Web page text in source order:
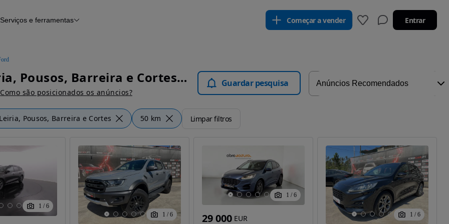
Serviços e ferramentas Começar a vender Entrar
Ford Leiria, Pousos, Barreira e Cortes - Carros
Como são posicionados os anúncios?
Guardar pesquisa
Leiria, Pousos, Barreira e Cortes 50 km Limpar filtros
1 / 6
1 / 6
1 / 6
29 000 EUR 1 / 6